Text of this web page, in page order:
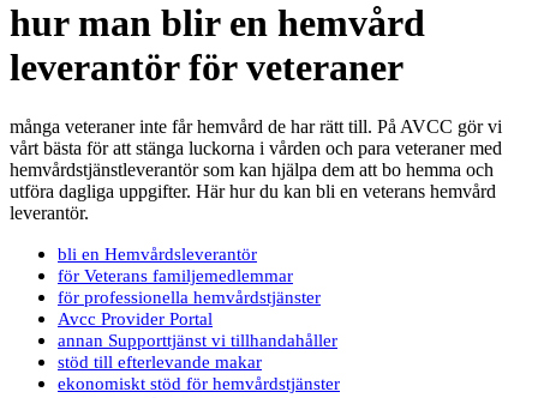
hur man blir en hemvård
leverantör för veteraner
många veteraner inte får hemvård de har rätt till. På AVCC gör vi
vårt bästa för att stänga luckorna i vården och para veteraner med
hemvårdstjänstleverantör som kan hjälpa dem att bo hemma och
utföra dagliga uppgifter. Här hur du kan bli en veterans hemvård
leverantör.
bli en Hemvårdsleverantör
för Veterans familjemedlemmar
för professionella hemvårdstjänster
Avcc Provider Portal
annan Supporttjänst vi tillhandahåller
stöd till efterlevande makar
ekonomiskt stöd för hemvårdstjänster